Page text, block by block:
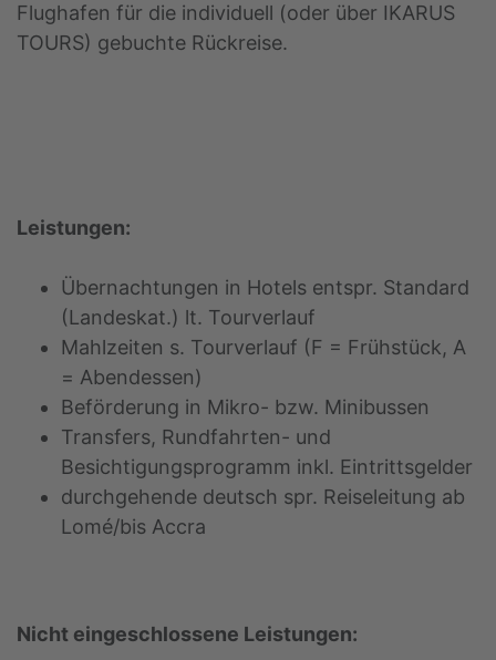
Flughafen für die individuell (oder über IKARUS
TOURS) gebuchte Rückreise.
Leistungen:
Übernachtungen in Hotels entspr. Standard
(Landeskat.) lt. Tourverlauf
Mahlzeiten s. Tourverlauf (F = Frühstück, A
= Abendessen)
Beförderung in Mikro- bzw. Minibussen
Transfers, Rundfahrten- und
Besichtigungsprogramm inkl. Eintrittsgelder
durchgehende deutsch spr. Reiseleitung ab
Lomé/bis Accra
Nicht eingeschlossene Leistungen: